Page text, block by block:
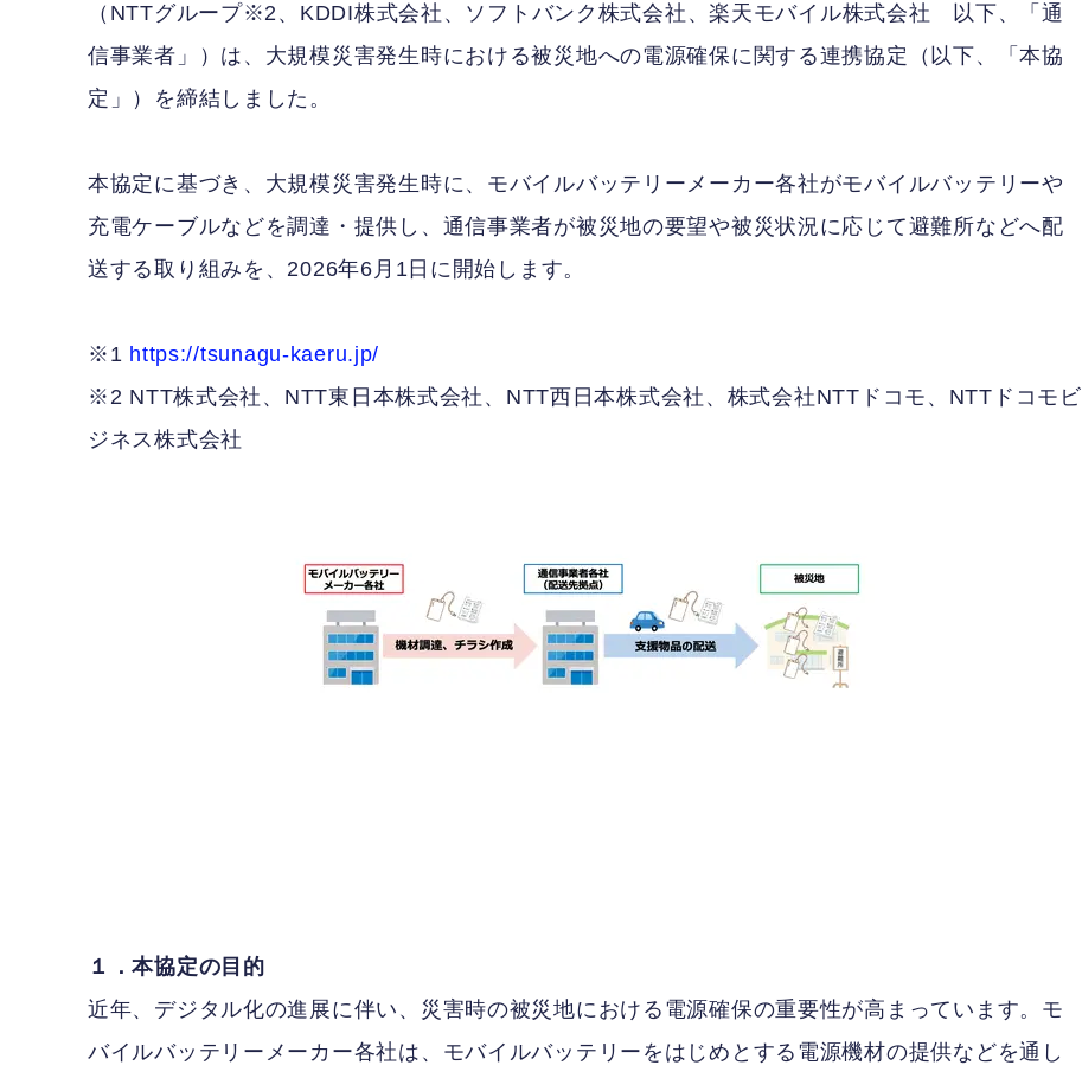
（NTTグループ※2、KDDI株式会社、ソフトバンク株式会社、楽天モバイル株式会社 以下、「通
信事業者」）は、大規模災害発生時における被災地への電源確保に関する連携協定（以下、「本協
定」）を締結しました。
本協定に基づき、大規模災害発生時に、モバイルバッテリーメーカー各社がモバイルバッテリーや
充電ケーブルなどを調達・提供し、通信事業者が被災地の要望や被災状況に応じて避難所などへ配
送する取り組みを、2026年6月1日に開始します。
※1 https://tsunagu-kaeru.jp/
※2 NTT株式会社、NTT東日本株式会社、NTT西日本株式会社、株式会社NTTドコモ、NTTドコモビ
ジネス株式会社
１．本協定の目的
近年、デジタル化の進展に伴い、災害時の被災地における電源確保の重要性が高まっています。モ
バイルバッテリーメーカー各社は、モバイルバッテリーをはじめとする電源機材の提供などを通し